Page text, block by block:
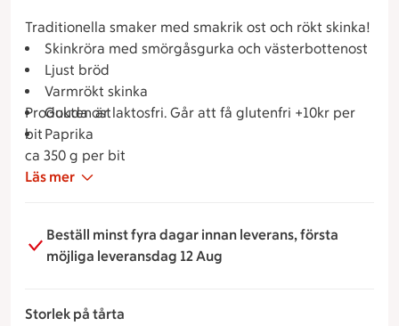
Traditionella smaker med smakrik ost och rökt skinka!
Skinkröra med smörgåsgurka och västerbottenost
Ljust bröd
Varmrökt skinka
Gouda ost
Paprika
Produkten är laktosfri. Går att få glutenfri +10kr per
bit
ca 350 g per bit
Läs mer
Beställ minst fyra dagar innan leverans, första
möjliga leveransdag 12 Aug
Storlek på tårta